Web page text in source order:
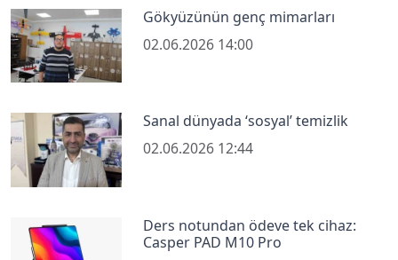
Gökyüzünün genç mimarları
02.06.2026 14:00
Sanal dünyada ‘sosyal’ temizlik
02.06.2026 12:44
Ders notundan ödeve tek cihaz:
Casper PAD M10 Pro